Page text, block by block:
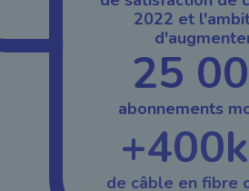
2022 et
25
abonnements
de câble en fibre